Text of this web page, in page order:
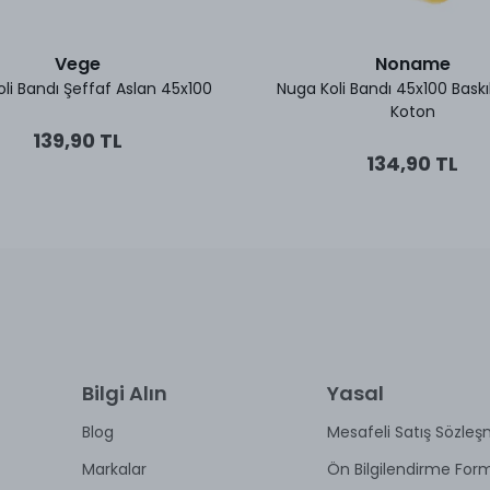
Vege
Bandı Şeffaf Aslan 45x100
139,90 TL
Noname
Nuga Koli Bandı 45x100
Koton
134,90 TL
Bilgi Alın
Blog
Markalar
Yasal
Mesafeli Satış
Ön Bilgilendirme